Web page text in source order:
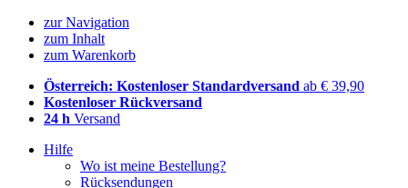
zur Navigation
zum Inhalt
zum Warenkorb
Österreich: Kostenloser Standardversand ab € 39,90
Kostenloser Rückversand
24 h Versand
Hilfe
Wo ist meine Bestellung?
Rücksendungen